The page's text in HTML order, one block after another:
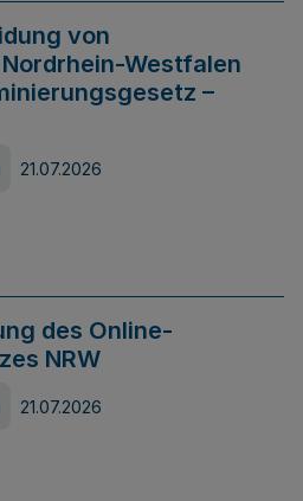
von
Westfalen
–
21.07.2026
des Online-
NRW
21.07.2026